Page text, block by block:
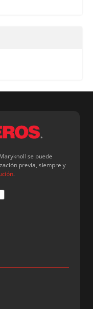
se puede
previa, siempre y
.